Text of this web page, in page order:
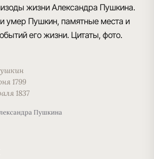
жизни Александра Пушкина.
умер Пушкин, памятные места и
его жизни. Цитаты, фото.
1799
1837
Пушкина